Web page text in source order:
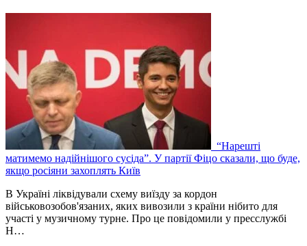
“Нарешті
матимемо надійнішого сусіда”. У партії Фіцо сказали, що буде,
якщо росіяни захоплять Київ
В Україні ліквідували схему виїзду за кордон
військовозобов'язаних, яких вивозили з країни нібито для
участі у музичному турне. Про це повідомили у пресслужбі
Н…